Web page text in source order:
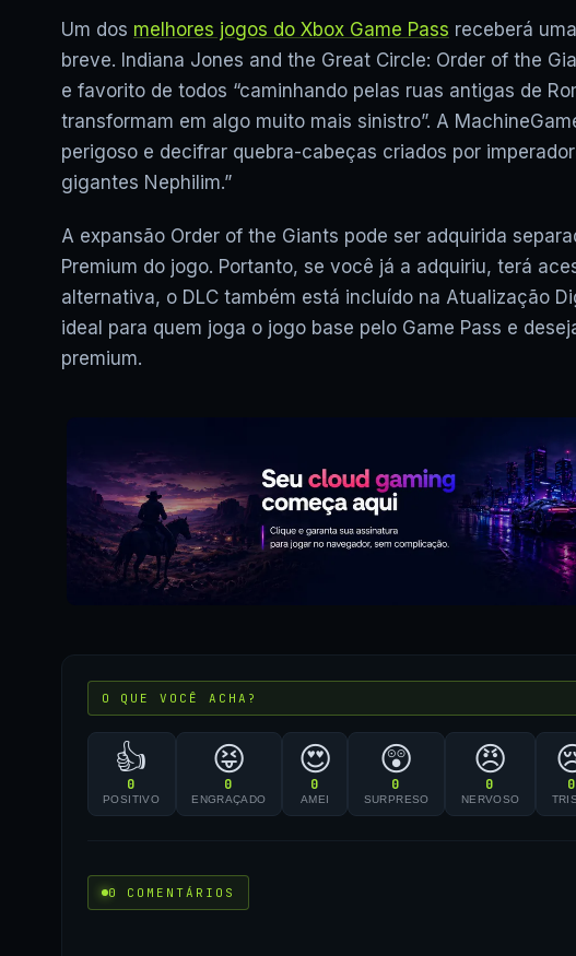
Um dos melhores jogos do Xbox Game Pass receberá
breve. Indiana Jones and the Great Circle: Order of the
e favorito de todos “caminhando pelas ruas antigas de
transformam em algo muito mais sinistro”. A
perigoso e decifrar quebra-cabeças criados por
gigantes Nephilim.”
A expansão Order of the Giants pode ser adquirida
Premium do jogo. Portanto, se você já a adquiriu, terá
alternativa, o DLC também está incluído na Atualização
ideal para quem joga o jogo base pelo Game Pass e
premium.
O QUE VOCÊ ACHA?
👍
0
POSITIVO
😝
0
ENGRAÇADO
😍
0
AMEI
😲
0
SURPRESO
😠
0
NERVOSO
0
0 COMENTÁRIOS